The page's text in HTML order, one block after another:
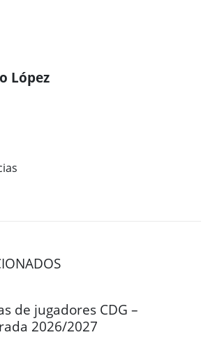
López
de jugadores CDG –
2026/2027